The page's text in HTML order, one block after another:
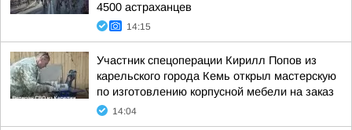
4500 астраханцев
14:15
Участник спецоперации Кирилл Попов из
карельского города Кемь открыл мастерскую
по изготовлению корпусной мебели на заказ
14:04